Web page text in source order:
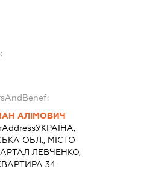
АЛІМОВИЧ
УКРАЇНА,
ОБЛ., МІСТО
ЛЕВЧЕНКО,
34